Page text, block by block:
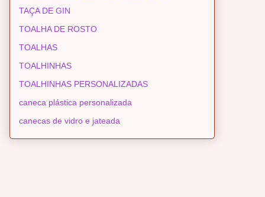
TAÇA DE GIN
TOALHA DE ROSTO
TOALHAS
TOALHINHAS
TOALHINHAS PERSONALIZADAS
caneca plástica personalizada
canecas de vidro e jateada